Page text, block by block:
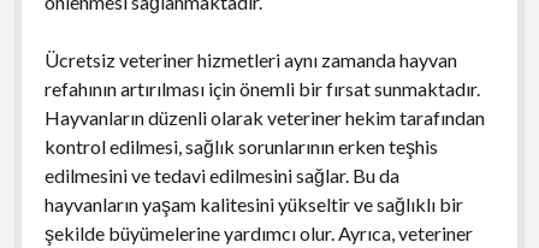
Ücretsiz veteriner hizmetleri aynı zamanda hayvan
refahının artırılması için önemli bir fırsat sunmaktadır.
Hayvanların düzenli olarak veteriner hekim tarafından
kontrol edilmesi, sağlık sorunlarının erken teşhis
edilmesini ve tedavi edilmesini sağlar. Bu da
hayvanların yaşam kalitesini yükseltir ve sağlıklı bir
şekilde büyümelerine yardımcı olur. Ayrıca, veteriner